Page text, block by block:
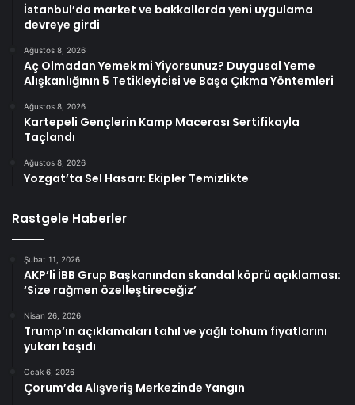
İstanbul’da market ve bakkallarda yeni uygulama
devreye girdi
Ağustos 8, 2026
Aç Olmadan Yemek mi Yiyorsunuz? Duygusal Yeme
Alışkanlığının 5 Tetikleyicisi ve Başa Çıkma Yöntemleri
Ağustos 8, 2026
Kartepeli Gençlerin Kamp Macerası Sertifikayla
Taçlandı
Ağustos 8, 2026
Yozgat’ta Sel Hasarı: Ekipler Temizlikte
Rastgele Haberler
Şubat 11, 2026
AKP’li İBB Grup Başkanından skandal köprü açıklaması:
‘Size rağmen özelleştireceğiz’
Nisan 26, 2026
Trump’ın açıklamaları tahıl ve yağlı tohum fiyatlarını
yukarı taşıdı
Ocak 6, 2026
Çorum’da Alışveriş Merkezinde Yangın